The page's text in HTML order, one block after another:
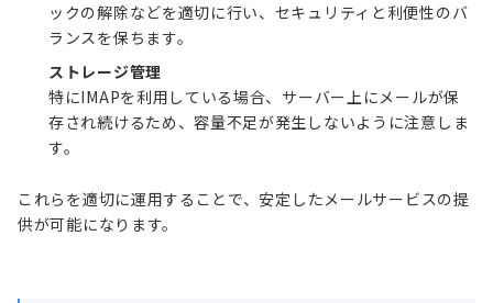
ックの解除などを適切に行い、セキュリティと利便性のバ
ランスを保ちます。
ストレージ管理
特にIMAPを利用している場合、サーバー上にメールが保
存され続けるため、容量不足が発生しないように注意しま
す。
これらを適切に運用することで、安定したメールサービスの提
供が可能になります。